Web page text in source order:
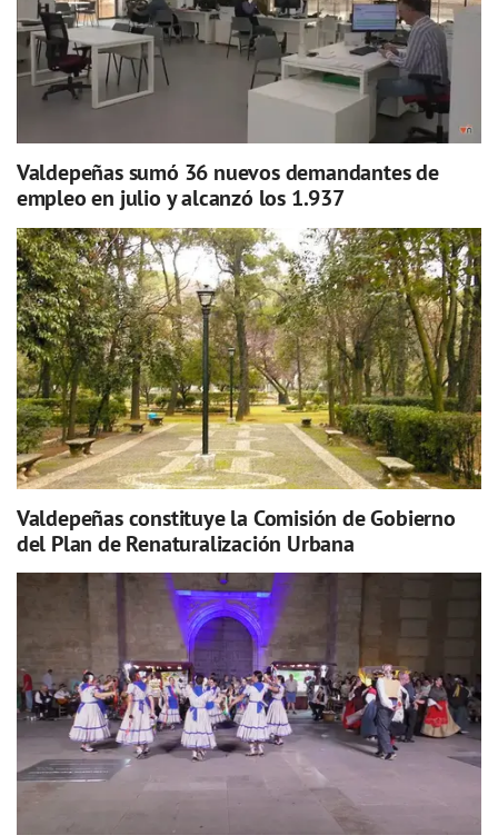
Valdepeñas sumó 36 nuevos demandantes de
empleo en julio y alcanzó los 1.937
Valdepeñas constituye la Comisión de Gobierno
del Plan de Renaturalización Urbana